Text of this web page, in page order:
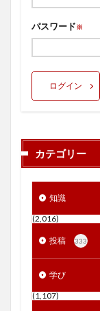
パスワード※
ログイン
カテゴリー
知識
(2,016)
投稿 333
学び
(1,107)